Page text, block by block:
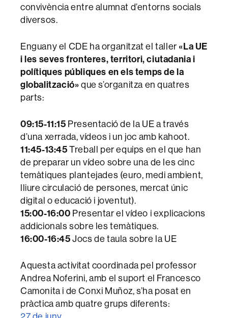
convivència entre alumnat d’entorns socials
diversos.
Enguany el CDE ha organitzat el taller «La UE
i les seves fronteres, territori, ciutadania i
polítiques públiques en els temps de la
globalització» que s’organitza en quatres
parts:
09:15-11:15 Presentació de la UE a través
d’una xerrada, vídeos i un joc amb kahoot.
11:45-13:45 Treball per equips en el que han
de preparar un vídeo sobre una de les cinc
temàtiques plantejades (euro, medi ambient,
lliure circulació de persones, mercat únic
digital o educació i joventut).
15:00-16:00 Presentar el vídeo i explicacions
addicionals sobre les temàtiques.
16:00-16:45Jocs de taula sobre la UE
Aquesta activitat coordinada pel professor
Andrea Noferini, amb el suport el Francesco
Camonita i de Conxi Muñoz, s’ha posat en
pràctica amb quatre grups diferents: